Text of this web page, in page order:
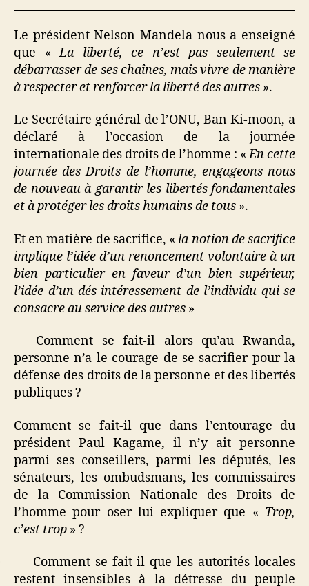
Le président Nelson Mandela nous a enseigné
que «La liberté, ce n’est pas seulement se
débarrasser de ses chaînes, mais vivre de manière
à respecter et renforcer la liberté des autres ».
Le Secrétaire général de l’ONU, Ban Ki-moon, a
déclaré à l’occasion de la journée
internationale des droits de l’homme : «En cette
journée des Droits de l’homme, engageons nous
de nouveau à garantir les libertés fondamentales
et à protéger les droits humains de tous ».
Et en matière de sacrifice, « la notion de sacrifice
implique l’idée d’un renoncement volontaire à un
bien particulier en faveur d’un bien supérieur,
l’idée d’un dés-intéressement de l’individu qui se
consacre au service des autres »
Comment se fait-il alors qu’au Rwanda,
personne n’a le courage de se sacrifier pour la
défense des droits de la personne et des libertés
publiques ?
Comment se fait-il que dans l’entourage du
président Paul Kagame, il n’y ait personne
parmi ses conseillers, parmi les députés, les
sénateurs, les ombudsmans, les commissaires
de la Commission Nationale des Droits de
l’homme pour oser lui expliquer que « Trop,
c’est trop » ?
Comment se fait-il que les autorités locales
restent insensibles à la détresse du peuple